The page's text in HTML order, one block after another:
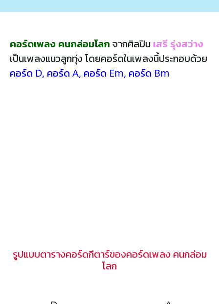
คอร์ดเพลง คนกล่อมโลก จากศิลปิน เสรี รุ่งสว่าง
เป็นเพลงแนวลูกทุ่ง โดยคอร์ดในเพลงนี้ประกอบด้วย
คอร์ด D, คอร์ด A, คอร์ด Em, คอร์ด Bm
รูปแบบตารางคอร์ดกีตาร์ของคอร์ดเพลง คนกล่อม
โลก